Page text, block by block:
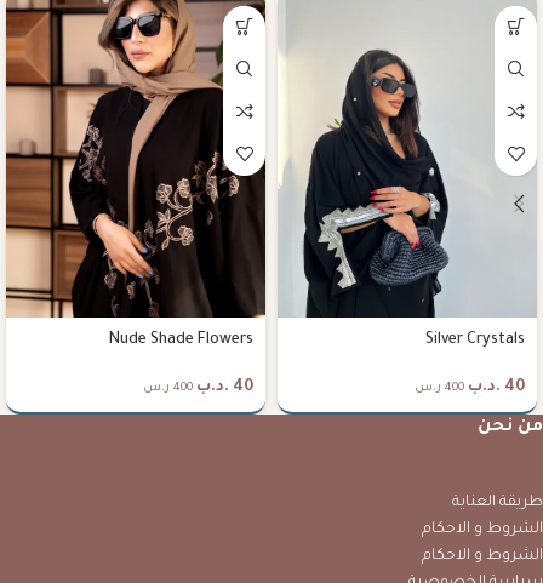
Silver Crystals
40 .د.ب 400 ر.س
Nude Shade Flowers
40 .د.ب 400 ر.س
من نحن
طريقة العناية
الشروط و الاحكام
الشروط و الاحكام